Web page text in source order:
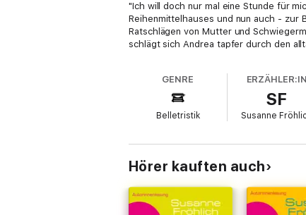
"Ich will doch nur mal eine Stunde für
Reihenmittelhauses und nun auch -
Ratschlägen von Mutter und
schlägt sich Andrea tapfer durch den
GENRE
Belletristik
ERZÄHLER:IN
SF
Susanne
Hörer kauften auch